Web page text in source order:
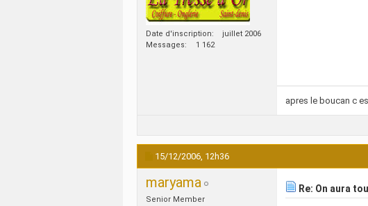
Date d'inscription
juillet 2006
Messages
1 162
apres le boucan c
15/12/2006, 12h36
maryama
Senior Member
Re: On aura